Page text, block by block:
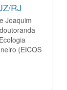
RJ
Joaquim
(EICOS